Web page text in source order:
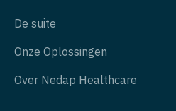
De suite
Onze Oplossingen
Over Nedap Healthcare